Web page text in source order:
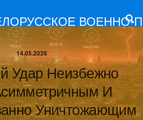
ВОЕННО-
14.05.2026
Удар Неизбежно
И
Уничтожающим